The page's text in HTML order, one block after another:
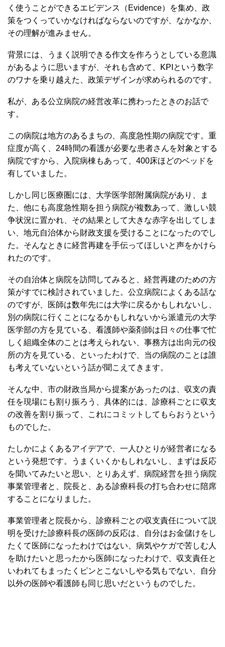
く使うことができるエビデンス（Evidence）を集め、政
策をつくっていかなければならないのですが、なかなか、
その理解が進みません。
背景には、うまく説明できる作文を作ろうとしている意識
があるように思いますが、それも含めて、KPIという数字
のワナを乗り越えた、政策デザインが求められるのです。
私が、ある公立病院の経営改革に携わったときのお話で
す。
この病院は地方のあるまちの、高度急性期の病院です。重
症度が高く、24時間の看護が必要な患者さんを対象とする
病院ですから、入院病棟もあって、400床ほどのベッドを
有していました。
しかし同じ医療圏には、大学医学部附属病院があり、ま
た、他にも高度急性期を担う病院が複数あって、激しい競
争状況に置かれ、その結果として大きな赤字を出してしま
い、地元自治体から財政支援を受けることになったのでし
た。そんなときに経営再建を手伝ってほしいと声をかけら
れたのです。
その自治体と病院を訪問してみると、経営再建のための方
策がすでに検討されていました。公立病院によくある話な
のですが、医師は数年先には大学に戻るかもしれないし、
別の病院に行くことになるかもしれないから派遣元の大学
医学部の方を見ている、看護師や薬剤師は日々の仕事で忙
しく組織全体のことは考えられない、事務方は出向元の役
所の方を見ている、といったわけで、当の病院のことは誰
も考えていないという話が聞こえてきます。
そんな中、市の財政当局から提案があったのは、収支の責
任を現場にも割り振ろう、具体的には、診療科ごとに収支
の改善を割り振って、これにコミットしてもらおうという
ものでした。
たしかによくあるアイデアで、一人ひとりが経営者になる
という発想です。うまくいくかもしれないし、まずは反応
を聞いてみたいと思い、とりあえず、病院経営を担う病院
事業管理者と、院長と、ある診療科長の打ち合わせに陪席
することになりました。
事業管理者と院長から、診療科ごとの収支責任について説
明を受けた診療科長の医師の反応は、自分はお金儲けをし
たくて医師になったわけではない、病気やケガで苦しむ人
を助けたいと思ったから医師になったわけで、収支責任と
いわれてもまったくピンとこないしやる気もでない、自分
以外の医師や看護師も同じ思いだというものでした。